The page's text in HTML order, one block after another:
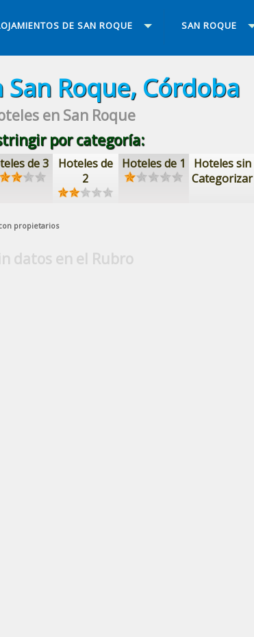
DE SAN ROQUE SAN ROQUE
San Roque, Córdoba
en San Roque
por categoría:
de 3
Hoteles de
2
Hoteles de 1
Hoteles sin
Categorizar
propietarios
datos en el Rubro